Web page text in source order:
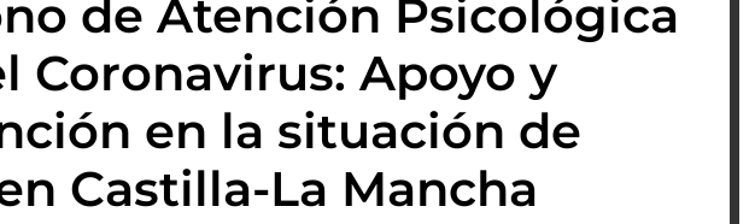
de Atención Psicológica
Coronavirus: Apoyo y
en la situación de
Castilla-La Mancha